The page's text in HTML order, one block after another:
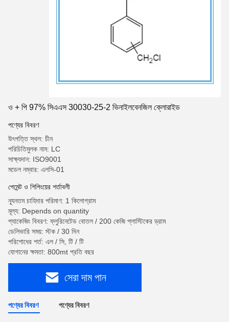
ও + পি 97% সিএএস 30030-25-2 ভিনাইলবেনজিল ক্লোরাইড
পণ্যের বিবরণ
উৎপত্তি স্থল: চীন
পরিচিতিমুলক নাম: LC
সাক্ষ্যদান: ISO9001
মডেল নম্বার: এলসি-01
পেমেন্ট ও শিপিংয়ের শর্তাবলী
ন্যূনতম চাহিদার পরিমাণ: 1 কিলোগ্রাম
মূল্য: Depends on quantity
প্যাকেজিং বিবরণ: ফ্লুরিনেটেড বোতল / 200 কেজি প্লাস্টিকের ড্রাম
ডেলিভারি সময়: স্টক / 30 দিন
পরিশোধের শর্ত: এল / সি, টি / টি
যোগানের ক্ষমতা: 800mt প্রতি বছর
সেরা দাম পান
পণ্যের বিবরণ পণ্যের বিবরণ